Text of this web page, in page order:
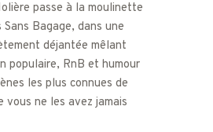
passe à la moulinette
Sans Bagage, dans une
déjantée mêlant
populaire, RnB et humour
les plus connues de
vous ne les avez jamais